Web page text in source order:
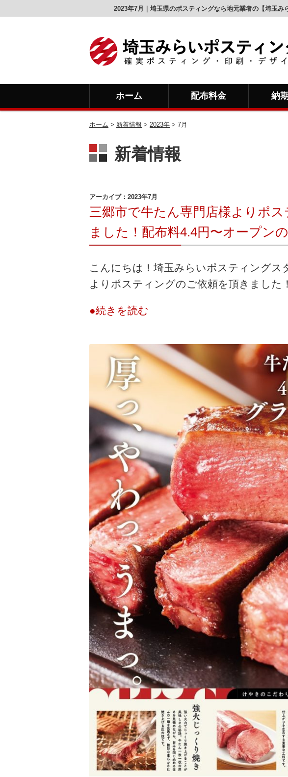
2023年7月｜埼玉県のポスティングなら地元業者の【埼玉
ホーム 配布料金 納
ホーム > 新着情報 > 2023年 > 7月
新着情報
アーカイブ：2023年7月
三郷市で牛たん専門店様よりポ
ました！配布料4.4円〜オープン
こんにちは！埼玉みらいポスティングス
よりポスティングのご依頼を頂きました
●続きを読む